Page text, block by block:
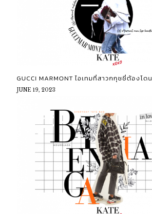
GUCCI MARMONT ไอเทมที่สาวกกุชชี่ต้องโดน
JUNE 19, 2023